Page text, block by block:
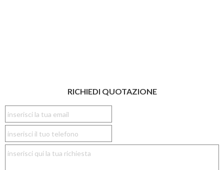
RICHIEDI QUOTAZIONE